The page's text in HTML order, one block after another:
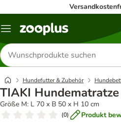
Menü
Produkte
suchen
Hundefutter & Zubehör
TIAKI
Größe M: L 70 x B 50 x H 10 cm
(0) Produkt